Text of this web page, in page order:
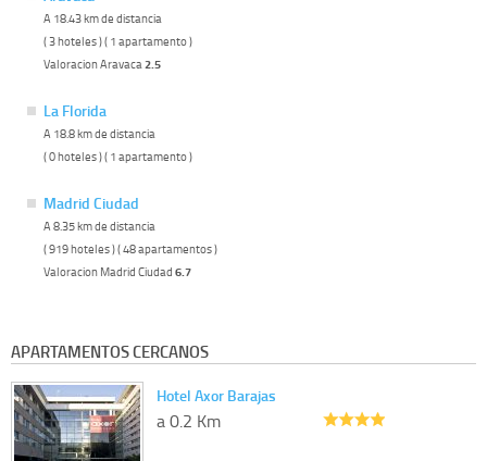
A 18.43 km de distancia
( 3 hoteles ) ( 1 apartamento )
Valoracion Aravaca 2.5
La Florida
A 18.8 km de distancia
( 0 hoteles ) ( 1 apartamento )
Madrid Ciudad
A 8.35 km de distancia
( 919 hoteles ) ( 48 apartamentos )
Valoracion Madrid Ciudad 6.7
APARTAMENTOS CERCANOS
Hotel Axor Barajas
a 0.2 Km